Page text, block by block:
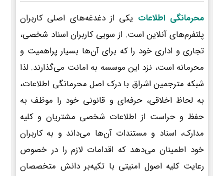
محرمانگی اطلاعات یکی از دغدغه‌های اصلی کاربران
پلتفرم‌های آنلاین است. از سویی کاربران اسناد شخصی،
تجاری و اداری خود را که برای آن‌ها بسیار پراهمیت و
محرمانه است، نزد این موسسه به امانت می‌گذارند. لذا
شبکه مترجمین اشراق با درک اصل محرمانگی اطلاعات،
به لحاظ اخلاقی، حرفه‌ای و قانونی خود را موظف به
حفظ و حراست از اطلاعات شخصی مشتریان و کلیه
مدارک، اسناد و مستندات آن‌ها می‌داند و به کاربران
خود اطمینان می‌دهد که اقدامات لازم را در خصوص
رعایت کلیه اصول امنیتی با تکیه‌بر دانش متخصصان